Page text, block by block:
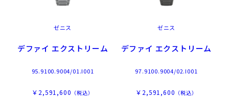
ゼニス
デファイ エクストリーム
95.9100.9004/01.I001
￥2,591,600 （税込）
ゼニス
デファイ エクストリーム
97.9100.9004/02.I001
￥2,591,600 （税込）